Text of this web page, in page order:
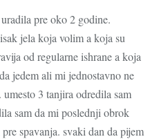
pre oko 2 godine.
jela koja volim a koja su
od regularne ishrane a koja
jedem ali mi jednostavno ne
umesto 3 tanjira odredila sam
sam da mi poslednji obrok
spavanja. svaki dan da pijem